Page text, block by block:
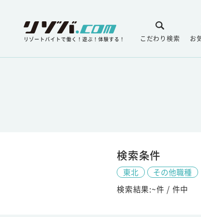
リゾートバイトで働く！遊ぶ！体験する！ お
こだわり検索
検索条件
東北
その他職種
検索結果:~件 / 件中